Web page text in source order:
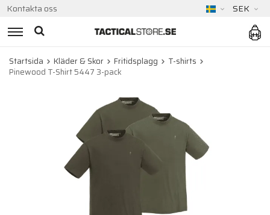
Kontakta oss SEK
Startsida Kläder & Skor Fritidsplagg
T-shirts
Pinewood T-Shirt 5447 3-pack